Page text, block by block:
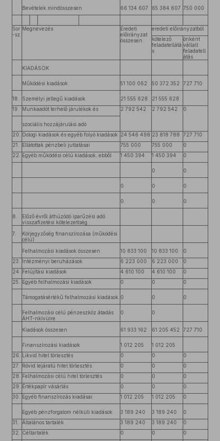
Bevételek mindösszesen 66 134 607 65 384 607 750 000
Sor
-sz.
Megnevezés
Eredeti
előirányzat
összesen
eredeti előirányzatból
kötelező
feladatellátá
s
önként
vállalt
feladatell
átás
KIADÁSOK
Működési kiadások 51 100 062 50 372 352 727 710
18. Személyi jellegű kiadások 21 555 628
21 555 628
19.
Munkaadót terhelő járulékok és 2 792 542 2 792 542 0
szociális hozzájárulási adó
20.
Dologi kiadások és egyéb folyó kiadások 24 546 498 23 818 788
727 710
21.
Ellátottak pénzbeli juttatásai 755 000 755 000
0
22.
Egyéb működési célú kiadások, ebből 1 450 394 1 450 394 0
0 0
0 0 0
0 0 0
8.
Előző évről áthúzódó iparűzési adó
visszafizetési kötelezettség
7.
Körjegyzőség finanszírozása (működési
célú)
Felhalmozási kiadások összesen
10 833 100 10 833 100
0
23.
Intézményi beruházások 6 223 000 6 223 000
0
24.
Felújítási kiadások 4 610 100 4 610 100
0
25.
Egyéb felhalmozási kiadások 0 0 0
Támogatásértékű felhalmozási kiadások 0 0 0
Felhalmozási célú pénzeszköz átadás
ÁHT-nkívülre
0 0
Kiadások összesen 61 933 162 61 205 452 727 710
Finanszírozási kiadások 1 012 205
1 012 205
26.
Likvid hitel törlesztés 0 0
0
27.
Rövid lejáratú hitel törlesztés 0 0
0
28.
Felhalmozási célú hitel törlesztés 0 0
0
29.
Értékpapír vásárlás 0 0
0
30.
Egyéb finanszírozás kiadásai 1 012 205 1 012 205 0
Egyéb pénzforgalom nélküli kiadások 3 189 240 3 189 240
0
31.
Általános tartalék 3 189 240 3 189 240
0
32.
Céltartalék 0 0 0